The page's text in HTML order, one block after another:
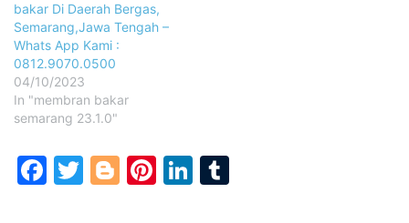
bakar Di Daerah Bergas,
Semarang,Jawa Tengah –
Whats App Kami :
0812.9070.0500
04/10/2023
In "membran bakar
semarang 23.1.0"
Facebook
Twitter
Blogger
Pinterest
LinkedIn